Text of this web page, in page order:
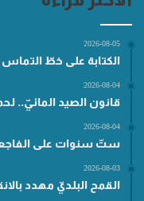
2026-08-05
الكتابة على خطّ
2026-08-04
قانون الصيد المائيّ..
2026-08-04
ستّ سنوات على
2026-08-03
القمح البلديّ مهدد